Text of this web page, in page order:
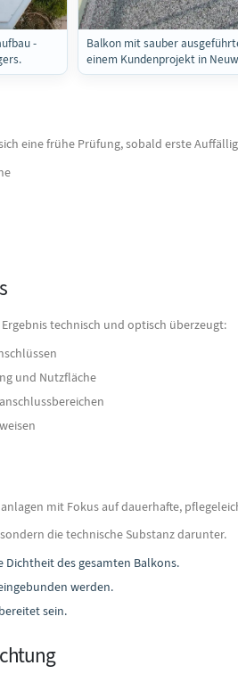
-
Balkon mit sauber
einem Kundenprojekt in
eine frühe Prüfung, sobald erste
technisch und optisch überzeugt:
und Nutzfläche
mit Fokus auf dauerhafte,
die technische Substanz darunter.
des gesamten Balkons.
werden.
sein.